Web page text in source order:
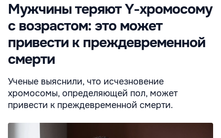
Мужчины теряют Y-хромосому
с возрастом: это может
привести к преждевременной
смерти
Ученые выяснили, что исчезновение
хромосомы, определяющей пол, может
привести к преждевременной смерти.